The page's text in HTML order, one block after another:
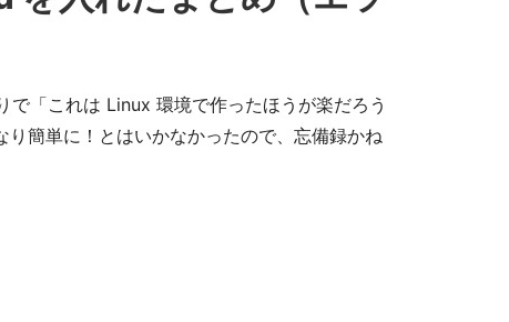
「これは Linux 環境で作ったほうが楽だろう
簡単に！とはいかなかったので、忘備録かね